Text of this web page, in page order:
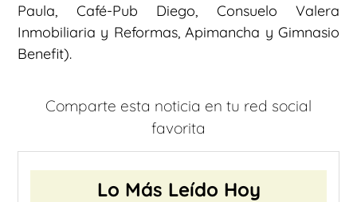
Paula, Café-Pub Diego, Consuelo Valera
Inmobiliaria y Reformas, Apimancha y Gimnasio
Benefit).
Comparte esta noticia en tu red social
favorita
Lo Más Leído Hoy